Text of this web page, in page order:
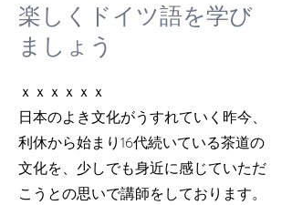
楽しくドイツ語を学び
ましょう
ｘｘｘｘｘｘ
日本のよき文化がうすれていく昨今、
利休から始まり16代続いている茶道の
文化を、少しでも身近に感じていただ
こうとの思いで講師をしております。